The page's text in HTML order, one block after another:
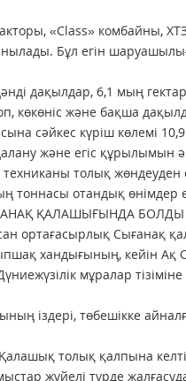
«Class» комбайны,
Бұл егін
дақылдар, 6,1 мың
көкөніс және бақша
сәйкес күріш көлемі
және егіс
техниканы толық
тоннасы отандық өнімдер
БОЛДЫ
ортағасырлық Сығанақ
хандығының, кейін
мұралар
іздері, төбешікке
толық қалпына
жүйелі түрде